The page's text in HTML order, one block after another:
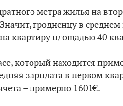
метра жилья на
гродненцу в
квартиру площадью 40
который находится
зарплата в первом
– примерно 1601€.